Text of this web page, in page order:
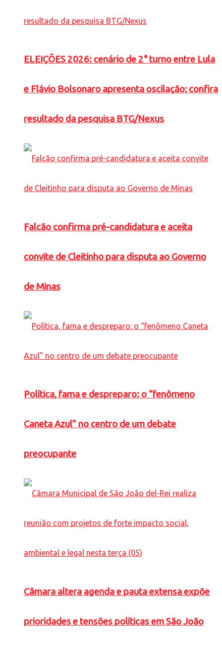
ELEIÇÕES 2026: cenário de 2° turno entre Lula
e Flávio Bolsonaro apresenta oscilação; confira
resultado da pesquisa BTG/Nexus
Falcão confirma pré-candidatura e aceita
convite de Cleitinho para disputa ao Governo
de Minas
Política, fama e despreparo: o “fenômeno
Caneta Azul” no centro de um debate
preocupante
Câmara altera agenda e pauta extensa expõe
prioridades e tensões políticas em São João